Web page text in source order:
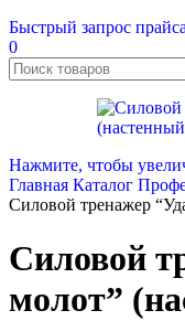
Быстрый запрос прайса
0
Нажмите, чтобы
Главная Каталог
Силовой тренажер
Силовой
молот”